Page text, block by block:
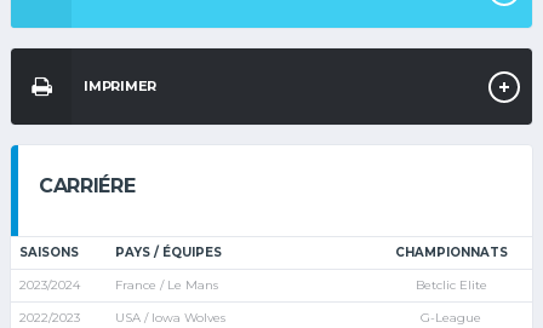
IMPRIMER
CARRIÉRE
SAISONS PAYS / ÉQUIPES CHAMPIONNATS
2023/2024 France / Le Mans Betclic Elite
2022/2023 USA / Iowa Wolves G-League